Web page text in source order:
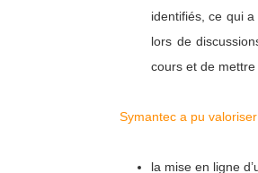
identifiés, ce qui
lors de
cours et de
Symantec a pu
la mise en ligne